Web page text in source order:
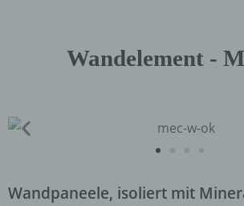
Wandelement -
Wandpaneele, isoliert mit